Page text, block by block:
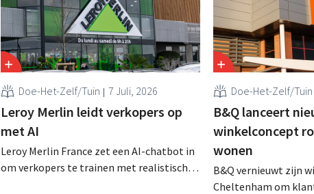
Doe-Het-Zelf/Tuin 7 Juli, 2026
Leroy Merlin leidt verkopers op
met AI
Leroy Merlin France zet een AI-chatbot in
om verkopers te trainen met realistische
Doe-Het-Zelf/Tuin
B&Q lanceert
winkelconcept
wonen
B&Q vernieuwt zijn
Cheltenham om